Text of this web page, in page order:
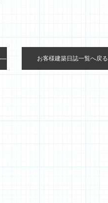
お客様建築日誌一覧へ戻る